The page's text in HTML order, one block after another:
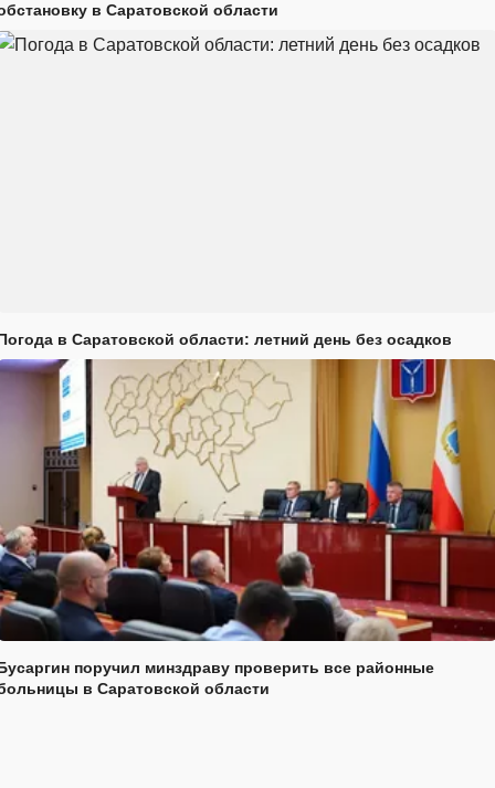
в Саратовской области
в Саратовской области: летний день без осадков
поручил минздраву проверить все районные
в Саратовской области